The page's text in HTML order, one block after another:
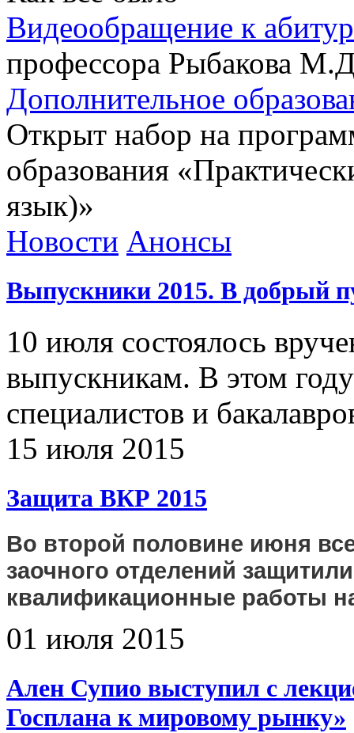
Видеообращение к
профессора Рыбакова
Дополнительное
Открыт набор на
образования
язык)»
Новости Анонсы
Выпускники 2015. В добрый
10 июля состоялось
выпускникам. В этом
специалистов и
15 июля 2015
Защита ВКР 2015
Во второй половине июня
заочного отделений
квалификационные работы
01 июля 2015
Ален Супио выступил с
Госплана к мировому рынку»